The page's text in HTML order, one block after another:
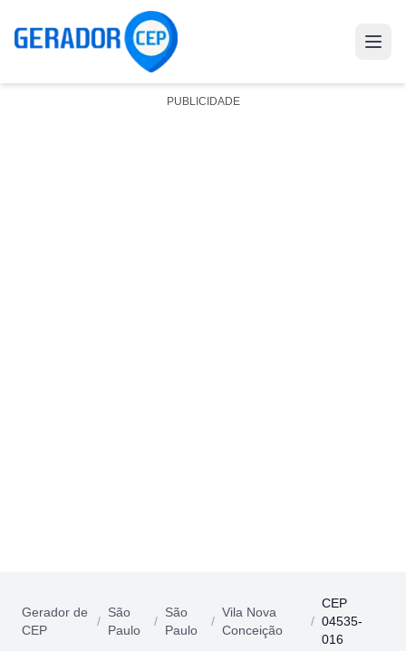
PUBLICIDADE
Gerador de
CEP
/
São
Paulo
/
São
Paulo
/
Vila Nova
Conceição
/
CEP
04535-
016